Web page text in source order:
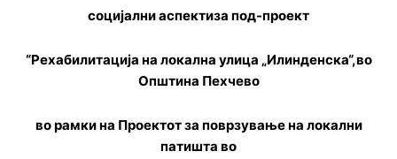
социјални аспектиза под-проект
“Рехабилитација на локална улица „Илинденска“,во
Општина Пехчево
во рамки на Проектот за поврзување на локални
патишта во